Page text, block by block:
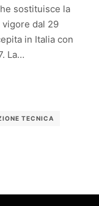
sostituisce la
dal 29
in Italia con
La…
TECNICA